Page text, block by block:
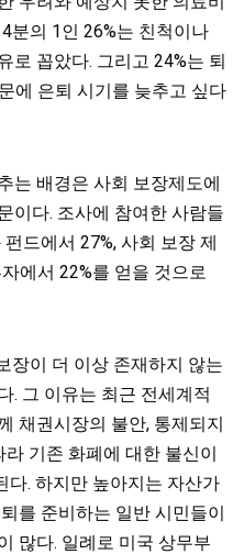
분의 1인 26%는 친척이나
로 꼽았다. 그리고 24%는 퇴
에 은퇴 시기를 늦추고 싶다
는 배경은 사회 보장제도에
이다. 조사에 참여한 사람들
드에서 27%, 사회 보장 제
에서 22%를 얻을 것으로
장이 더 이상 존재하지 않는
. 그 이유는 최근 전세계적
채권시장의 불안, 통제되지
기존 화폐에 대한 불신이
다. 하지만 높아지는 자산가
를 준비하는 일반 시민들이
많다. 일례로 미국 상무부